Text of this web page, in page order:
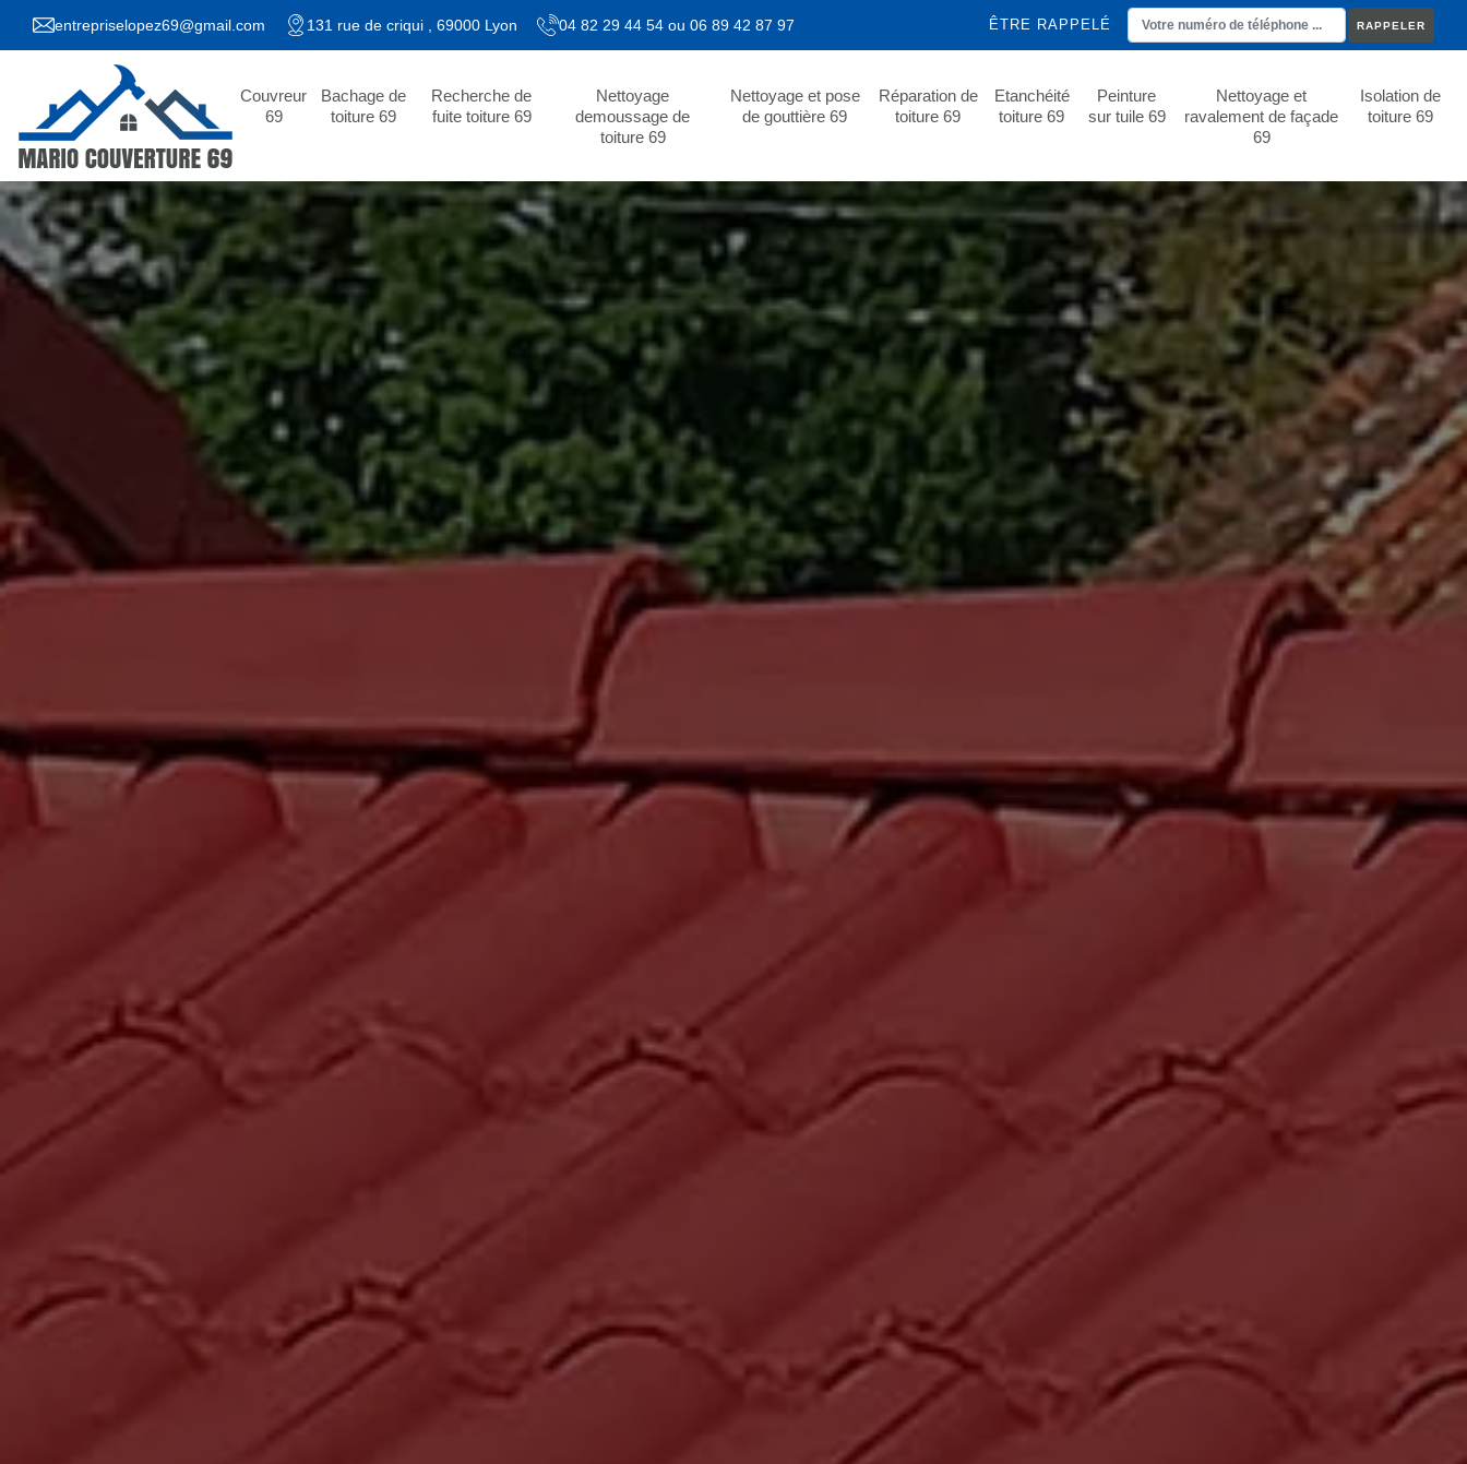
entrepriselopez69@gmail.com 131 rue de criqui , 69000 Lyon 04 82 29 44 54 ou 06 89 42 87 97 ÊTRE RAPPELÉ
Couvreur
69
Bachage de
toiture 69
Recherche de
fuite toiture 69
Nettoyage
demoussage de
toiture 69
Nettoyage et pose
de gouttière 69
Réparation de
toiture 69
Etanchéité
toiture 69
Peinture
sur tuile 69
Nettoyage et
ravalement de façade
69
Isolation de
toiture 69